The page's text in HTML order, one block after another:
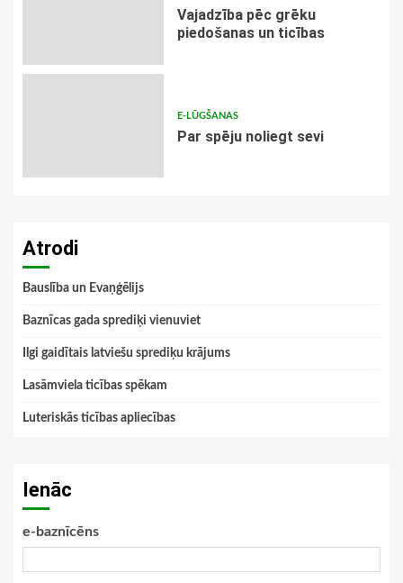
Vajadzība pēc grēku
piedošanas un ticības
E-LŪGŠANAS
Par spēju noliegt sevi
Atrodi
Bauslība un Evaņģēlijs
Baznīcas gada sprediķi vienuviet
Ilgi gaidītais latviešu sprediķu krājums
Lasāmviela ticības spēkam
Luteriskās ticības apliecības
Ienāc
e-baznīcēns